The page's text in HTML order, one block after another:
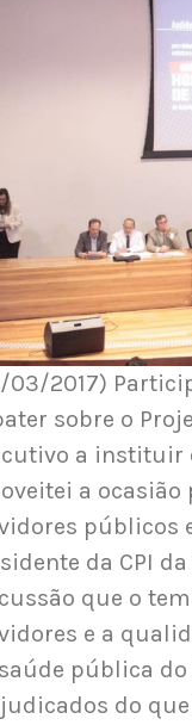
03/2017)
sobre o
a instituir
a ocasião
públicos
da CPI
que o
e a
pública
do